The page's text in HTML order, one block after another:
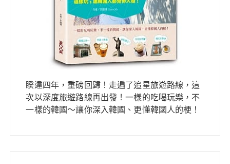
睽違四年，重磅回歸！走遍了追星旅遊路線，這
次以深度旅遊路線再出發！一樣的吃喝玩樂，不
一樣的韓國～讓你深入韓國、更懂韓國人的梗！